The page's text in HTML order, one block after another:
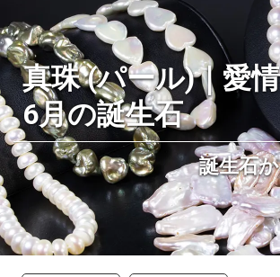
真珠 (パール)｜愛
6月の誕生石
誕生石